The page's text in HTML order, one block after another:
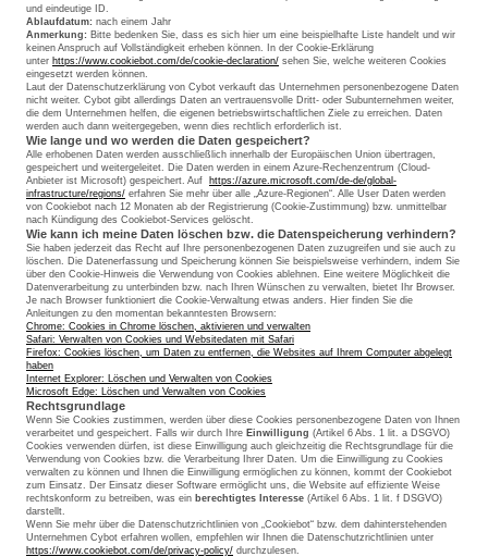
und eindeutige ID.
Ablaufdatum: nach einem Jahr
Anmerkung: Bitte bedenken Sie, dass es sich hier um eine beispielhafte Liste handelt und wir
keinen Anspruch auf Vollständigkeit erheben können. In der Cookie-Erklärung
unter https://www.cookiebot.com/de/cookie-declaration/ sehen Sie, welche weiteren Cookies
eingesetzt werden können.
Laut der Datenschutzerklärung von Cybot verkauft das Unternehmen personenbezogene Daten
nicht weiter. Cybot gibt allerdings Daten an vertrauensvolle Dritt- oder Subunternehmen weiter,
die dem Unternehmen helfen, die eigenen betriebswirtschaftlichen Ziele zu erreichen. Daten
werden auch dann weitergegeben, wenn dies rechtlich erforderlich ist.
Wie lange und wo werden die Daten gespeichert?
Alle erhobenen Daten werden ausschließlich innerhalb der Europäischen Union übertragen,
gespeichert und weitergeleitet. Die Daten werden in einem Azure-Rechenzentrum (Cloud-
Anbieter ist Microsoft) gespeichert. Auf https://azure.microsoft.com/de-de/global-
infrastructure/regions/ erfahren Sie mehr über alle „Azure-Regionen“. Alle User Daten werden
von Cookiebot nach 12 Monaten ab der Registrierung (Cookie-Zustimmung) bzw. unmittelbar
nach Kündigung des Cookiebot-Services gelöscht.
Wie kann ich meine Daten löschen bzw. die Datenspeicherung verhindern?
Sie haben jederzeit das Recht auf Ihre personenbezogenen Daten zuzugreifen und sie auch zu
löschen. Die Datenerfassung und Speicherung können Sie beispielsweise verhindern, indem Sie
über den Cookie-Hinweis die Verwendung von Cookies ablehnen. Eine weitere Möglichkeit die
Datenverarbeitung zu unterbinden bzw. nach Ihren Wünschen zu verwalten, bietet Ihr Browser.
Je nach Browser funktioniert die Cookie-Verwaltung etwas anders. Hier finden Sie die
Anleitungen zu den momentan bekanntesten Browsern:
Chrome: Cookies in Chrome löschen, aktivieren und verwalten
Safari: Verwalten von Cookies und Websitedaten mit Safari
Firefox: Cookies löschen, um Daten zu entfernen, die Websites auf Ihrem Computer abgelegt
haben
Internet Explorer: Löschen und Verwalten von Cookies
Microsoft Edge: Löschen und Verwalten von Cookies
Rechtsgrundlage
Wenn Sie Cookies zustimmen, werden über diese Cookies personenbezogene Daten von Ihnen
verarbeitet und gespeichert. Falls wir durch Ihre Einwilligung (Artikel 6 Abs. 1 lit. a DSGVO)
Cookies verwenden dürfen, ist diese Einwilligung auch gleichzeitig die Rechtsgrundlage für die
Verwendung von Cookies bzw. die Verarbeitung Ihrer Daten. Um die Einwilligung zu Cookies
verwalten zu können und Ihnen die Einwilligung ermöglichen zu können, kommt der Cookiebot
zum Einsatz. Der Einsatz dieser Software ermöglicht uns, die Website auf effiziente Weise
rechtskonform zu betreiben, was ein berechtigtes Interesse (Artikel 6 Abs. 1 lit. f DSGVO)
darstellt.
Wenn Sie mehr über die Datenschutzrichtlinien von „Cookiebot“ bzw. dem dahinterstehenden
Unternehmen Cybot erfahren wollen, empfehlen wir Ihnen die Datenschutzrichtlinien unter
https://www.cookiebot.com/de/privacy-policy/ durchzulesen.